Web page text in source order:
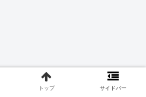
トップ サイドバー